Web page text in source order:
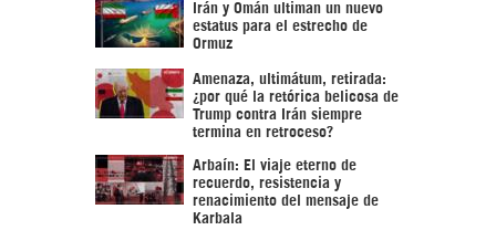
Irán y Omán ultiman un nuevo
estatus para el estrecho de
Ormuz
Amenaza, ultimátum, retirada:
¿por qué la retórica belicosa de
Trump contra Irán siempre
termina en retroceso?
Arbaín: El viaje eterno de
recuerdo, resistencia y
renacimiento del mensaje de
Karbala